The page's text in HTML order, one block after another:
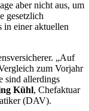
aber nicht aus, um
gesetzlich
in einer aktuellen
„Auf
zum Vorjahr
sind allerdings
Kühl, Chefaktuar
(DAV).